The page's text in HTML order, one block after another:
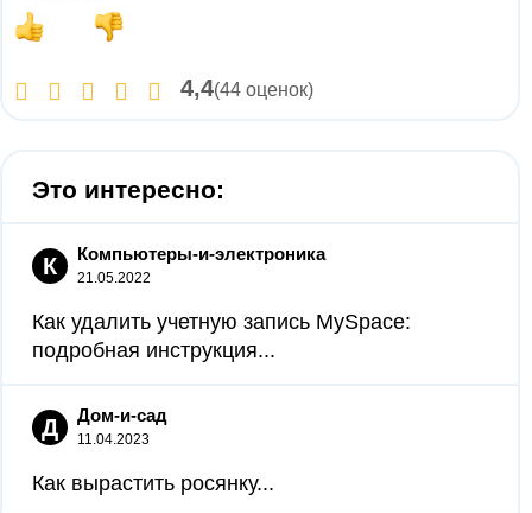
4,4(44 оценок)
Это интересно:
К Компьютеры-и-электроника
21.05.2022
Как удалить учетную запись MySpace:
подробная инструкция...
Д Дом-и-сад
11.04.2023
Как вырастить росянку...